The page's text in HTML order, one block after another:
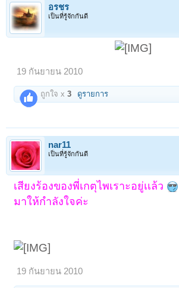
อรชร
เป็นที่รู้จักกันดี
19 กันยายน 2010
ถูกใจ x3 ดูรายการ
nar11
เป็นที่รู้จักกันดี
เสียงร้องของพี่เกตุไพเราะอยู่เเล้ว
มาให้กำลังใจค่ะ
19 กันยายน 2010